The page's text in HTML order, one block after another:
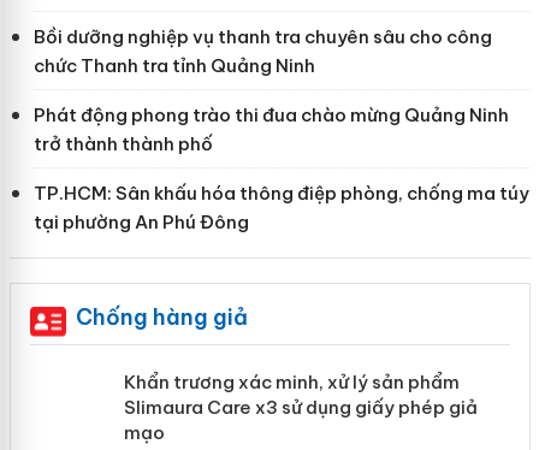
Bồi dưỡng nghiệp vụ thanh tra chuyên sâu cho công
chức Thanh tra tỉnh Quảng Ninh
Phát động phong trào thi đua chào mừng Quảng Ninh
trở thành thành phố
TP.HCM: Sân khấu hóa thông điệp phòng, chống ma túy
tại phường An Phú Đông
Chống hàng giả
Khẩn trương xác minh, xử lý sản phẩm
Slimaura Care x3 sử dụng giấy phép